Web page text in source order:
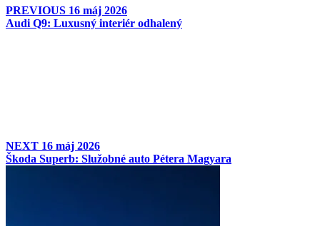
PREVIOUS 16 máj 2026
Audi Q9: Luxusný interiér odhalený
NEXT 16 máj 2026
Škoda Superb: Služobné auto Pétera Magyara